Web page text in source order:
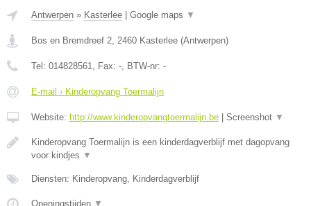
Antwerpen » Kasterlee Google maps ▼
Bos en Bremdreef 2, 2460 Kasterlee (Antwerpen)
Tel: 014828561, Fax: -, BTW-nr: -
E-mail › Kinderopvang Toermalijn
Website: http://www.kinderopvangtoermalijn.be Screenshot ▼
Kinderopvang Toermalijn is een kinderdagverblijf met dagopvang
voor kindjes ▼
Diensten: Kinderopvang, Kinderdagverblijf
Openingstijden ▼